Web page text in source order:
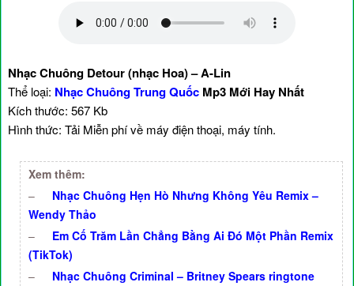
Nhạc Chuông Detour (nhạc Hoa) – A-Lin
Thể loại: Nhạc Chuông Trung Quốc Mp3 Mới Hay Nhất
Kích thước: 567 Kb
Hình thức: Tải Miễn phí về máy điện thoại, máy tính.
Xem thêm:
–
Nhạc Chuông Hẹn Hò Nhưng Không Yêu Remix –
Wendy Thảo
–
Em Cố Trăm Lần Chẳng Bằng Ai Đó Một Phần Remix
(TikTok)
–
Nhạc Chuông Criminal – Britney Spears ringtone